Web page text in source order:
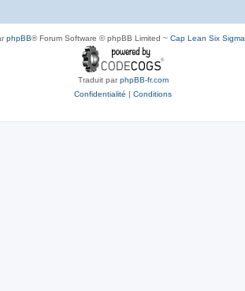
phpBB® Forum Software © phpBB Limited ~ Cap Lean Six Sigma
Traduit parphpBB-fr.com
Confidentialité | Conditions